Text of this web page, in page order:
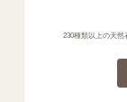
230種類以上の天然